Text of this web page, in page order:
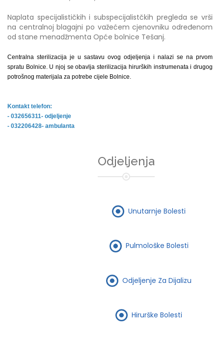
Naplata specijalističkih i subspecijalistčkih pregleda se vrši
na centralnoj blagajni po važećem cjenovniku određenom
od stane menadžmenta Opće bolnice Tešanj.
Centralna sterilizacija je u sastavu ovog odjeljenja i nalazi se na prvom
spratu Bolnice. U njoj se obavlja sterilizacija hirurških instrumenata i drugog
potrošnog materijala za potrebe cijele Bolnice.
Kontakt telefon:
- 032656311- odjeljenje
- 032206428- ambulanta
Odjeljenja
Unutarnje Bolesti
Pulmološke Bolesti
Odjeljenje Za Dijalizu
Hirurške Bolesti